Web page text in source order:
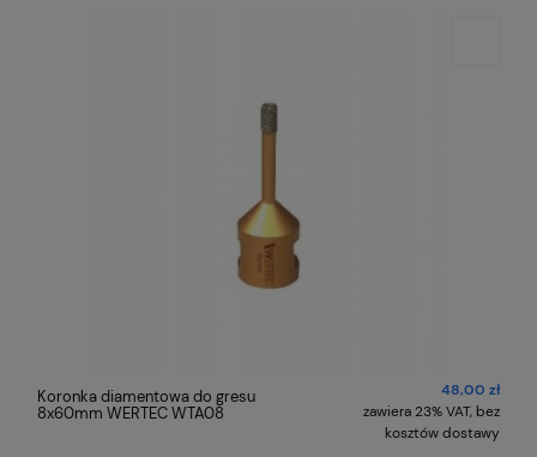
Koronka diamentowa do gresu
8x60mm WERTEC WTA08
48,00 zł
zawiera 23% VAT, bez
kosztów dostawy